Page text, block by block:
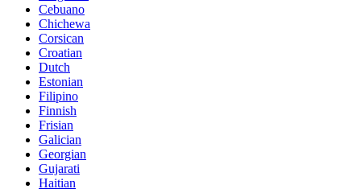
Cebuano
Chichewa
Corsican
Croatian
Dutch
Estonian
Filipino
Finnish
Frisian
Galician
Georgian
Gujarati
Haitian